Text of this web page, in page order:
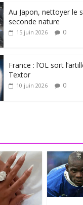
Au Japon, nettoyer le
seconde nature
15 juin 2026 0
France : l’OL sort
Textor
10 juin 2026 0